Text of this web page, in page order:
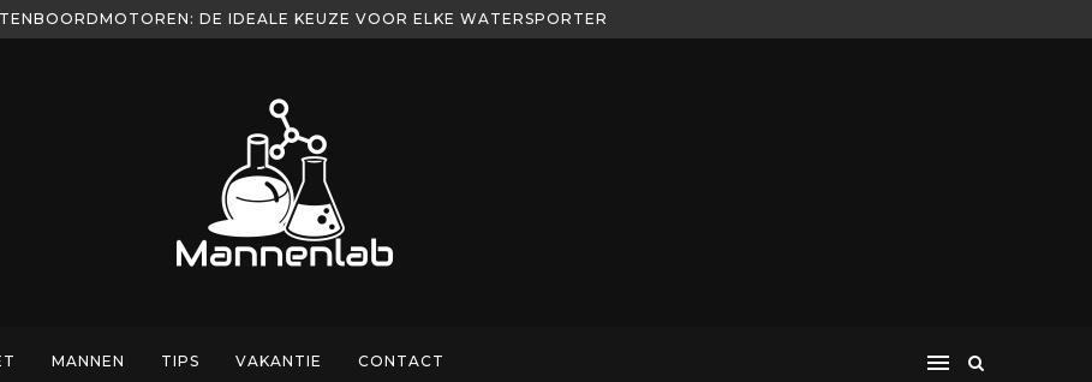
MANNEN TIPS VAKANTIE CONTACT